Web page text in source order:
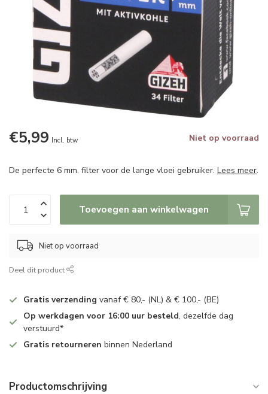
€5,99 Incl. btw Niet op voorraad
De perfecte 6 mm. filter voor de lange vloei gebruiker. Lees meer.
Toevoegen aan winkelwagen
Niet op voorraad
Deel dit product
Gratis verzending vanaf € 80,- (NL) & € 100,- (BE)
Op werkdagen voor 16:00 uur besteld, dezelfde dag
verstuurd*
Gratis retourneren binnen Nederland
Productomschrijving